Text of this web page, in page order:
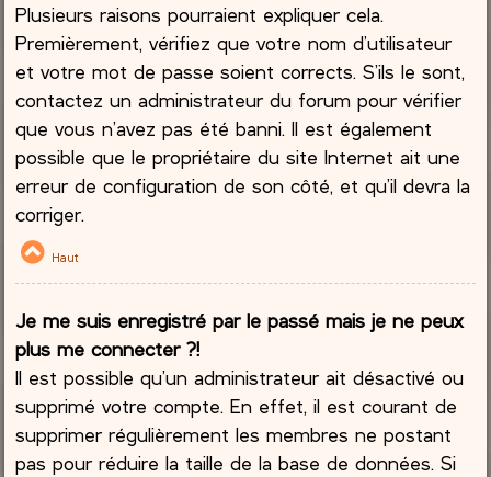
Plusieurs raisons pourraient expliquer cela.
Premièrement, vérifiez que votre nom d’utilisateur
et votre mot de passe soient corrects. S’ils le sont,
contactez un administrateur du forum pour vérifier
que vous n’avez pas été banni. Il est également
possible que le propriétaire du site Internet ait une
erreur de configuration de son côté, et qu’il devra la
corriger.
Haut
Je me suis enregistré par le passé mais je ne peux
plus me connecter ?!
Il est possible qu’un administrateur ait désactivé ou
supprimé votre compte. En effet, il est courant de
supprimer régulièrement les membres ne postant
pas pour réduire la taille de la base de données. Si